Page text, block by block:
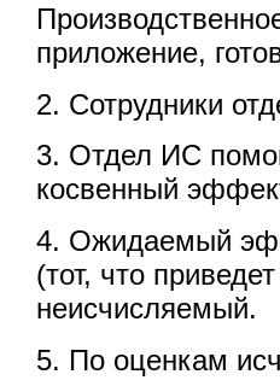
приложение,
2. Сотрудники
3. Отдел ИС
косвенный
4. Ожидаемый
(тот, что
неисчисляемый.
5. По оценкам